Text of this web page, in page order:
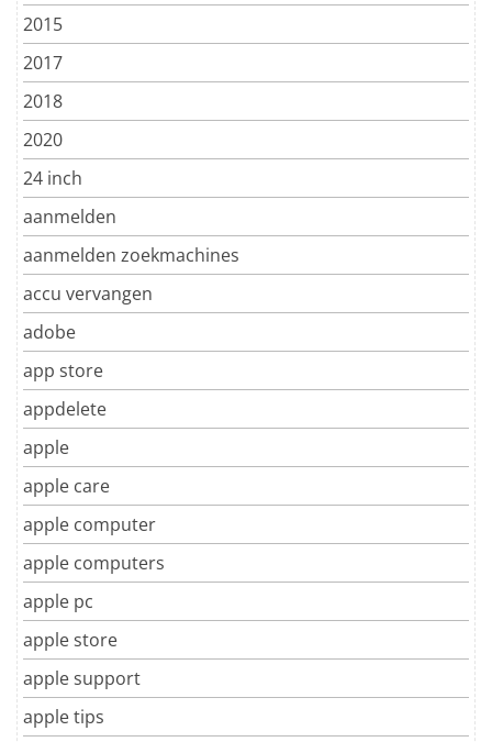
2015
2017
2018
2020
24 inch
aanmelden
aanmelden zoekmachines
accu vervangen
adobe
app store
appdelete
apple
apple care
apple computer
apple computers
apple pc
apple store
apple support
apple tips